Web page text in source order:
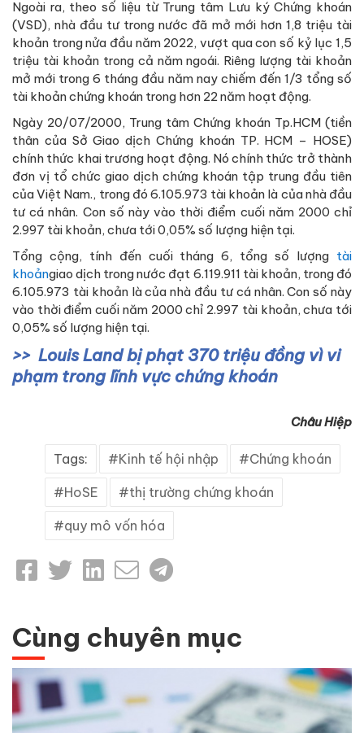
Ngoài ra, theo số liệu từ Trung tâm Lưu ký Chứng khoán
(VSD), nhà đầu tư trong nước đã mở mới hơn 1,8 triệu tài
khoản trong nửa đầu năm 2022, vượt qua con số kỷ lục 1,5
triệu tài khoản trong cả năm ngoái. Riêng lượng tài khoản
mở mới trong 6 tháng đầu năm nay chiếm đến 1/3 tổng số
tài khoản chứng khoán trong hơn 22 năm hoạt động.
Ngày 20/07/2000, Trung tâm Chứng khoán Tp.HCM (tiền
thân của Sở Giao dịch Chứng khoán TP. HCM – HOSE)
chính thức khai trương hoạt động. Nó chính thức trở thành
đơn vị tổ chức giao dịch chứng khoán tập trung đầu tiên
của Việt Nam., trong đó 6.105.973 tài khoản là của nhà đầu
tư cá nhân. Con số này vào thời điểm cuối năm 2000 chỉ
2.997 tài khoản, chưa tới 0,05% số lượng hiện tại.
Tổng cộng, tính đến cuối tháng 6, tổng số lượng tài
khoảngiao dịch trong nước đạt 6.119.911 tài khoản, trong đó
6.105.973 tài khoản là của nhà đầu tư cá nhân. Con số này
vào thời điểm cuối năm 2000 chỉ 2.997 tài khoản, chưa tới
0,05% số lượng hiện tại.
Louis Land bị phạt 370 triệu đồng vì vi
phạm trong lĩnh vực chứng khoán
Châu Hiệp
Tags: Kinh tế hội nhập Chứng khoán
HoSE thị trường chứng khoán
quy mô vốn hóa
Cùng chuyên mục